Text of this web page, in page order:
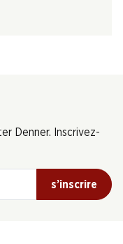
Denner. Inscrivez-
s’inscrire